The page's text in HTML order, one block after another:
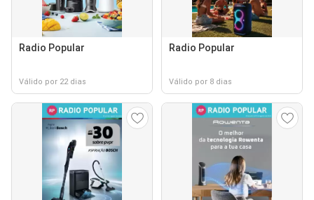
Radio Popular
Válido por 22 dias
Radio Popular
Válido por 8 dias